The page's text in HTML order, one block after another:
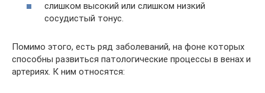
слишком высокий или слишком низкий
сосудистый тонус.
Помимо этого, есть ряд заболеваний, на фоне которых
способны развиться патологические процессы в венах и
артериях. К ним относятся: